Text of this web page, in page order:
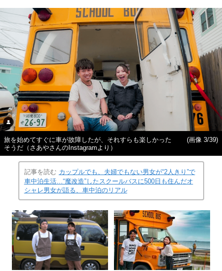
旅を始めてすぐに車が故障したが、それすらも楽しかった
そうだ（さあやさんのInstagramより）
(画像 3/39)
記事を読む カップルでも、夫婦でもない男女が“2人きり”で
車中泊生活…“魔改造”したスクールバスに500日も住んだオ
シャレ男女が語る、車中泊のリアル